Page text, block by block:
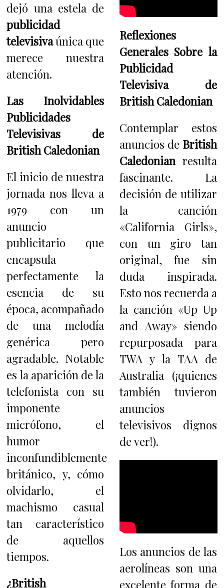
dejó una estela de
publicidad
televisivaúnica que
merece nuestra
atención.
Las Inolvidables
Publicidades
Televisivas de
British Caledonian
El inicio de nuestra
jornada nos lleva a
1979 con un
anuncio
publicitario que
encapsula
perfectamente la
esencia de su
época, acompañado
de una melodía
genérica pero
agradable. Notable
es la aparición de la
telefonista con su
imponente
micrófono, el
humor
inconfundiblemente
británico, y, cómo
olvidarlo, el
machismo casual
tan característico
de aquellos
tiempos.
¿British
Reflexiones
Generales Sobre la
Publicidad
Televisiva de
British Caledonian
Contemplar estos
anuncios de British
Caledonianresulta
fascinante. La
decisión de utilizar
la canción
«California Girls»,
con un giro tan
original, fue sin
duda inspirada.
Esto nos recuerda a
la canción «Up Up
and Away» siendo
repurposada para
TWA y la TAA de
Australia (¡quienes
también tuvieron
anuncios
televisivos dignos
de ver!).
Los anuncios de las
aerolíneas son una
excelente forma de